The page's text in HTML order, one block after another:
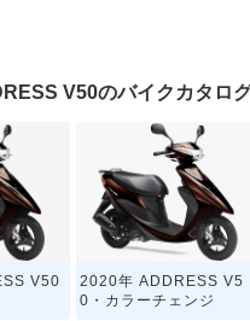
V50のバイクカタロ
V50
2020年 ADDRESS V5
0・カラーチェンジ